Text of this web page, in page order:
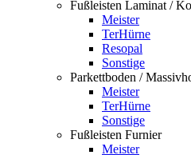
Fußleisten Laminat /
Meister
TerHürne
Resopal
Sonstige
Parkettboden /
Meister
TerHürne
Sonstige
Fußleisten Furnier
Meister